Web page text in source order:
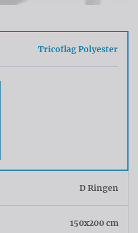
Tricoflag Polyester
D Ringen
150x200 cm